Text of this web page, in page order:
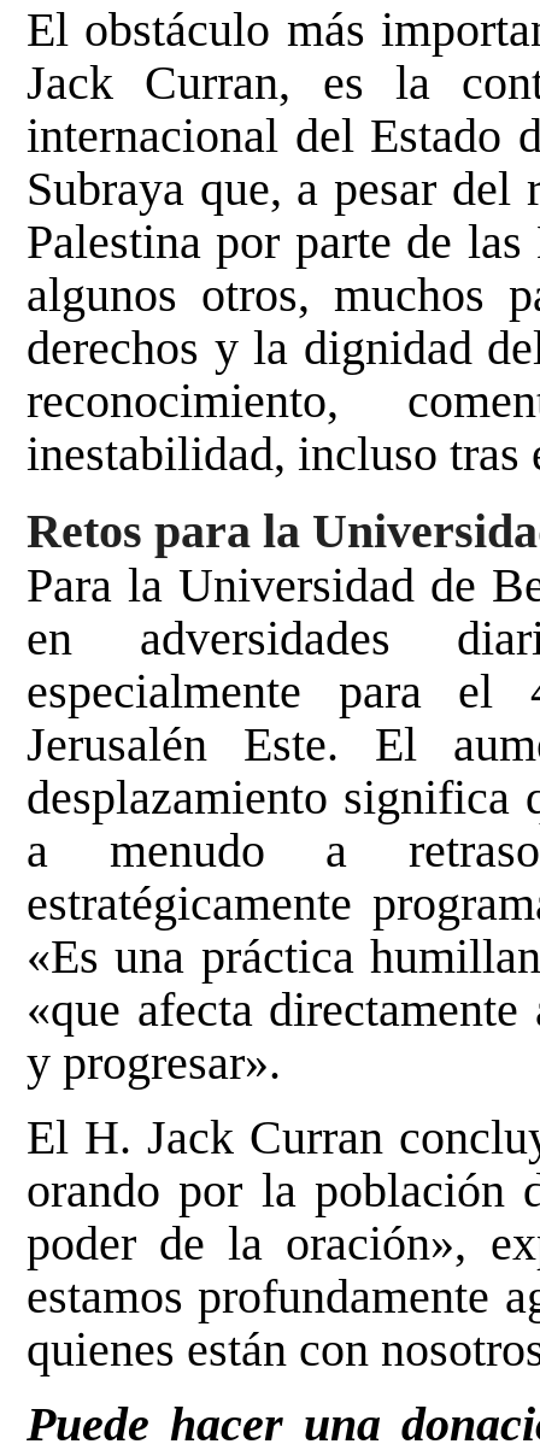
El obstáculo más
Jack Curran, es la
internacional del Estado
Subraya que, a pesar
Palestina por parte de
algunos otros, muchos
derechos y la dignidad
reconocimiento,
inestabilidad, incluso tras
Retos para la
Para la Universidad de
en adversidades
especialmente para el
Jerusalén Este. El
desplazamiento significa
a menudo a
estratégicamente
«Es una práctica
«que afecta
y progresar».
El H. Jack Curran
orando por la población
poder de la oración»,
estamos profundamente
quienes están con
Puede hacer una